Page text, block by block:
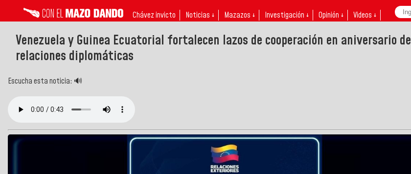
Chávez invicto Noticias ↓ Mazazos ↓ Investigación ↓ Opinión ↓ Videos ↓
Venezuela y Guinea Ecuatorial fortalecen lazos de cooperación en aniversario de
relaciones diplomáticas
Escucha esta noticia: 🔊